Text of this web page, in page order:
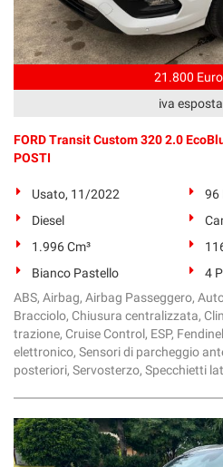
21.800
iva esposta
FORD Transit Custom 320 2.0
POSTI
Usato, 11/2022
96
Diesel
1.996 Cm³
Bianco Pastello
4
ABS, Airbag, Airbag Passeggero,
Bracciolo, Chiusura centralizzata,
trazione, Cruise Control, ESP,
elettronico, Sensori di parcheggio
posteriori, Servosterzo, Specchietti